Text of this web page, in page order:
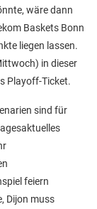
wäre dann
Baskets Bonn
liegen lassen.
in dieser
Playoff-Ticket.
sind für
feiern
Dijon muss